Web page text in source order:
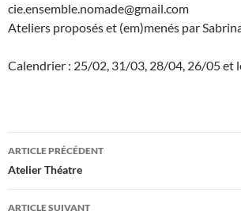
cie.ensemble.nomade@gmail.com
Ateliers proposés et (em)menés par
Calendrier : 25/02, 31/03, 28/04, 26/05 et
Navigation
des
articles
ARTICLE PRÉCÉDENT
Atelier Théatre
ARTICLE SUIVANT